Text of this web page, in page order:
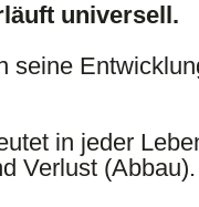
universell.
seine
in jeder
Verlust (Abbau).